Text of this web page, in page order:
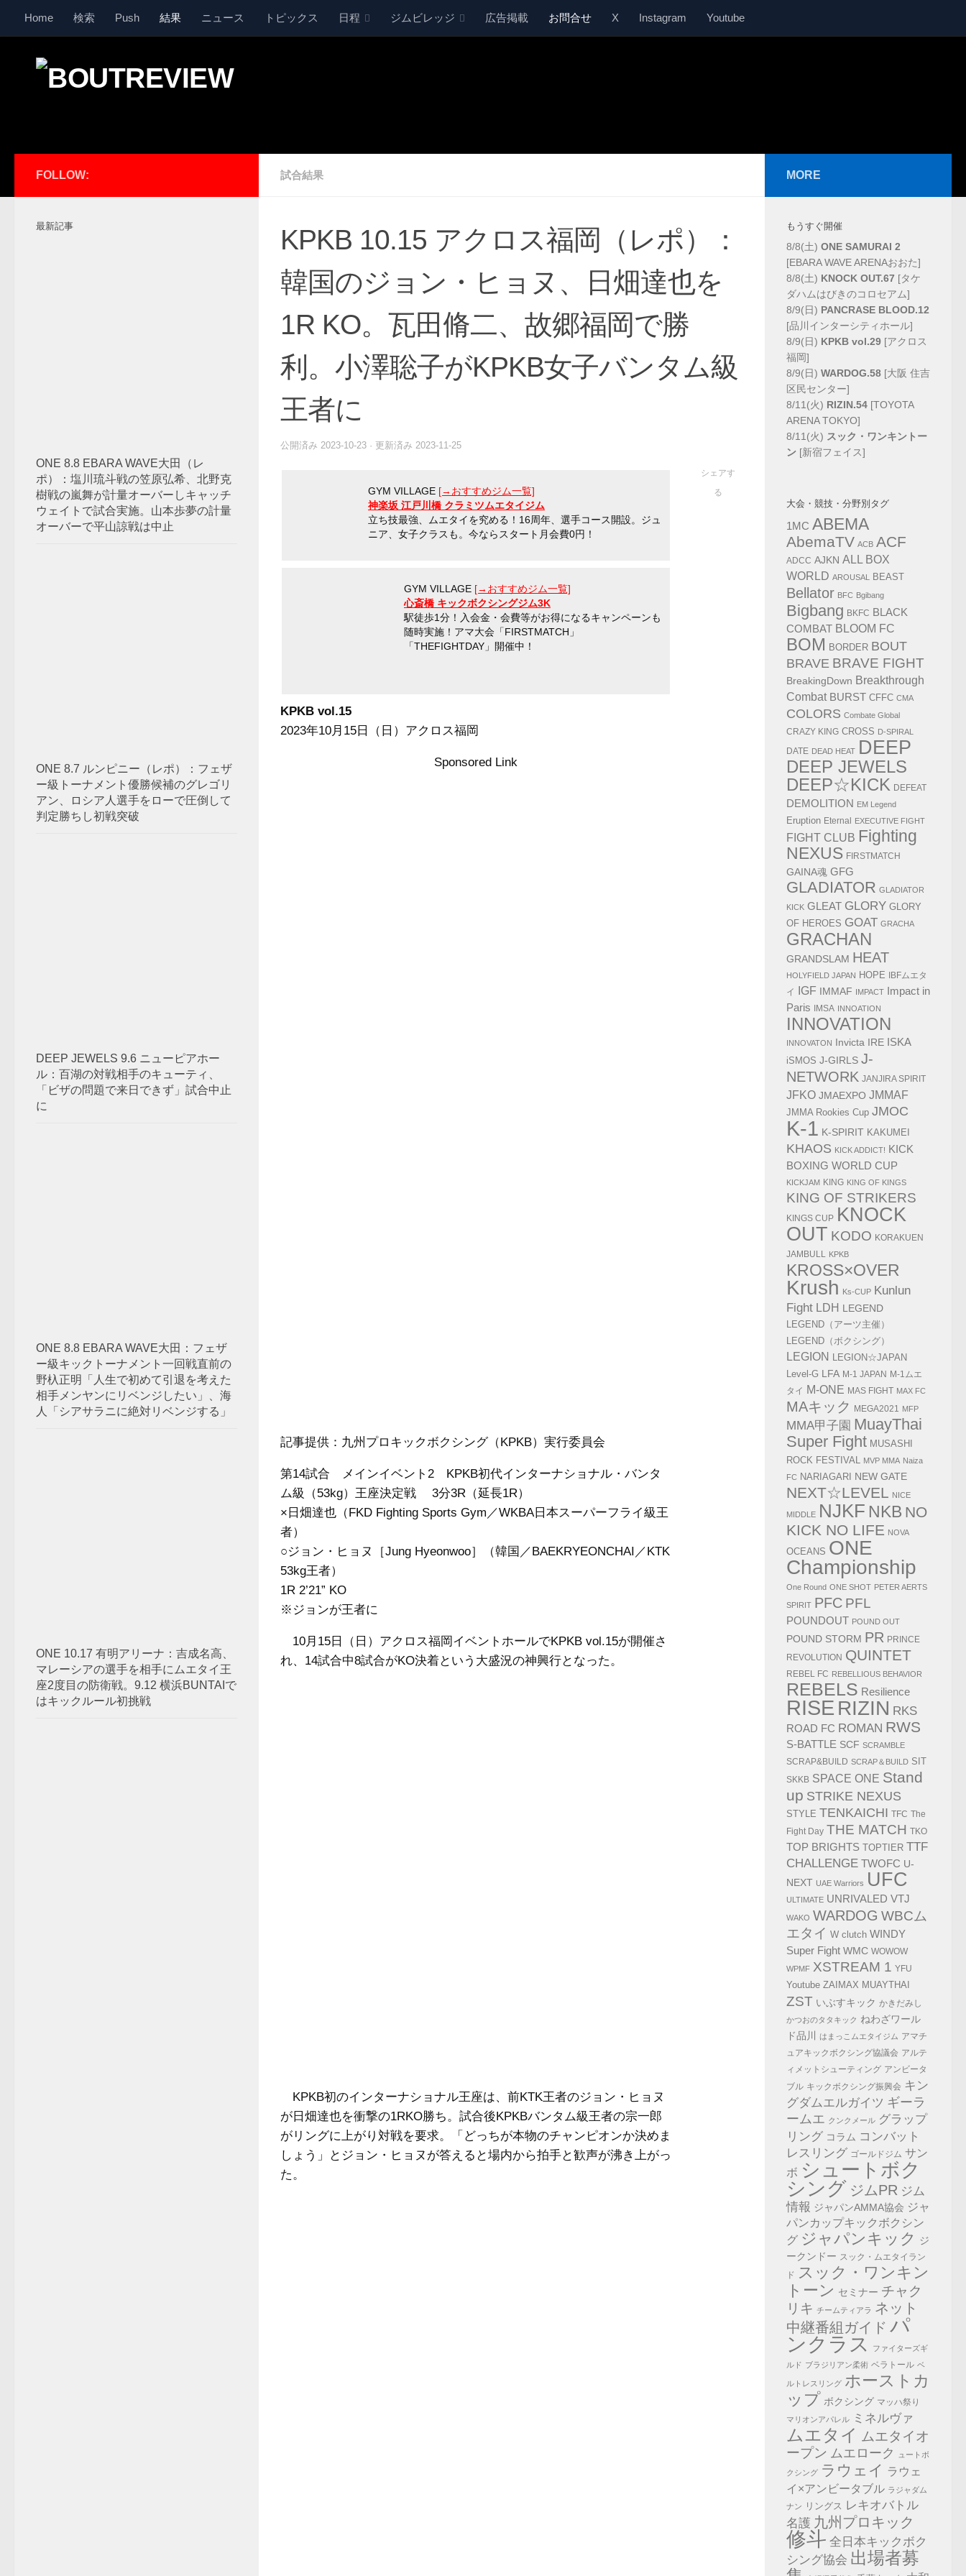
コンテンツへスキップ
Home 検索 Push 結果 ニュース トピックス 日程 ジムビレッジ 広告掲載 お問合せ X Instagram Youtube
試合結果
KPKB 10.15 アクロス福岡（レポ）：
韓国のジョン・ヒョヌ、日畑達也を
1R KO。瓦田脩二、故郷福岡で勝
利。小澤聡子がKPKB女子バンタム級
王者に
公開済み 2023-10-23 · 更新済み 2023-11-25
GYM VILLAGE [→おすすめジム一覧]
神楽坂 江戸川橋 クラミツムエタイジム
立ち技最強、ムエタイを究める！16周年、選手コース開設。ジュ
ニア、女子クラスも。今ならスタート月会費0円！
GYM VILLAGE [→おすすめジム一覧]
心斎橋 キックボクシングジム3K
駅徒歩1分！入会金・会費等がお得になるキャンペーンも
随時実施！アマ大会「FIRSTMATCH」
「THEFIGHTDAY」開催中！
KPKB vol.15
2023年10月15日（日）アクロス福岡
Sponsored Link
記事提供：九州プロキックボクシング（KPKB）実行委員会
第14試合 メインイベント2 KPKB初代インターナショナル・バンタ
ム級（53kg）王座決定戦 3分3R（延長1R）
×日畑達也（FKD Fighting Sports Gym／WKBA日本スーパーフライ級王
者）
○ジョン・ヒョヌ［Jung Hyeonwoo］（韓国／BAEKRYEONCHAI／KTK
53kg王者）
1R 2’21” KO
※ジョンが王者に
10月15日（日）アクロス福岡イベントホールでKPKB vol.15が開催さ
れ、14試合中8試合がKO決着という大盛況の神興行となった。
KPKB初のインターナショナル王座は、前KTK王者のジョン・ヒョヌ
が日畑達也を衝撃の1RKO勝ち。試合後KPKBバンタム級王者の宗一郎
がリングに上がり対戦を要求。「どっちが本物のチャンピオンか決めま
しょう」とジョン・ヒョヌが答えると場内から拍手と歓声が沸き上がっ
た。
シェアす
る
FOLLOW:
最新記事
ONE 8.8 EBARA WAVE大田（レ
ポ）：塩川琉斗戦の笠原弘希、北野克
樹戦の嵐舞が計量オーバーしキャッチ
ウェイトで試合実施。山本歩夢の計量
オーバーで平山諒戦は中止
ONE 8.7 ルンピニー（レポ）：フェザ
ー級トーナメント優勝候補のグレゴリ
アン、ロシア人選手をローで圧倒して
判定勝ちし初戦突破
DEEP JEWELS 9.6 ニューピアホー
ル：百湖の対戦相手のキューティ、
「ビザの問題で来日できず」試合中止
に
ONE 8.8 EBARA WAVE大田：フェザ
ー級キックトーナメント一回戦直前の
野杁正明「人生で初めて引退を考えた
相手メンヤンにリベンジしたい」、海
人「シアサラニに絶対リベンジする」
ONE 10.17 有明アリーナ：吉成名高、
マレーシアの選手を相手にムエタイ王
座2度目の防衛戦。9.12 横浜BUNTAIで
はキックルール初挑戦
MORE
もうすぐ開催
8/8(土) ONE SAMURAI 2
[EBARA WAVE ARENAおおた]
8/8(土) KNOCK OUT.67 [タケ
ダハムはびきのコロセアム]
8/9(日) PANCRASE BLOOD.12
[品川インターシティホール]
8/9(日) KPKB vol.29 [アクロス
福岡]
8/9(日) WARDOG.58 [大阪 住吉
区民センター]
8/11(火) RIZIN.54 [TOYOTA
ARENA TOKYO]
8/11(火) スック・ワンキントー
ン [新宿フェイス]
大会・競技・分野別タグ
1MC ABEMA
AbemaTV ACB ACF
ADCC AJKN ALL BOX
WORLD AROUSAL BEAST
Bellator BFC Bgibang
Bigbang BKFC BLACK
COMBAT BLOOM FC
BOM BORDER BOUT
BRAVE BRAVE FIGHT
BreakingDown Breakthrough
Combat BURST CFFC CMA
COLORS Combate Global
CRAZY KING CROSS D-SPIRAL
DATE DEAD HEAT DEEP
DEEP JEWELS
DEEP☆KICK DEFEAT
DEMOLITION EM Legend
Eruption Eternal EXECUTIVE FIGHT
FIGHT CLUB Fighting
NEXUS FIRSTMATCH
GAINA魂 GFG
GLADIATOR GLADIATOR
KICK GLEAT GLORY GLORY
OF HEROES GOAT GRACHA
GRACHAN
GRANDSLAM HEAT
HOLYFIELD JAPAN HOPE
IBFムエタ
イ
IGF IMMAF IMPACT Impact in
Paris
IMSA INNOATION
INNOVATION
INNOVATON Invicta IRE ISKA
iSMOS J-GIRLS J-
NETWORK JANJIRA SPIRIT
JFKO JMAEXPO JMMAF
JMMA Rookies Cup JMOC
K-1 K-SPIRIT KAKUMEI
KHAOS KICK ADDICT! KICK
BOXING WORLD CUP
KICKJAM KING KING OF KINGS
KING OF STRIKERS
KINGS CUP KNOCK
OUT KODO KORAKUEN
JAMBULL KPKB
KROSS×OVER
Krush Ks-CUP Kunlun
Fight LDH LEGEND
LEGEND（アーツ主催）
LEGEND（ボクシング）
LEGION LEGION☆JAPAN
Level-G LFA M-1 JAPAN M-1ムエ
タイ M-ONE MAS FIGHT MAX FC
MAキック MEGA2021 MFP
MMA甲子園 MuayThai
Super Fight MUSASHI
ROCK FESTIVAL MVP MMA Naiza
FC NARIAGARI NEW GATE
NEXT☆LEVEL NICE
MIDDLE NJKF NKB NO
KICK NO LIFE NOVA
OCEANS ONE
Championship
One Round ONE SHOT PETER AERTS
SPIRIT PFC PFL
POUNDOUT POUND OUT
POUND STORM PR PRINCE
REVOLUTION QUINTET
REBEL FC REBELLIOUS BEHAVIOR
REBELS Resilience
RISE RIZIN RKS
ROAD FC ROMAN RWS
S-BATTLE SCF SCRAMBLE
SCRAP&BUILD SCRAP＆BUILD SIT
SKKB SPACE ONE Stand
up STRIKE NEXUS
STYLE TENKAICHI TFC The
Fight Day THE MATCH TKO
TOP BRIGHTS TOPTIER TTF
CHALLENGE TWOFC U-
NEXT UAE Warriors UFC
ULTIMATE UNRIVALED VTJ
WAKO WARDOG WBCム
エタイ W clutch WINDY
Super Fight WMC WOWOW
WPMF XSTREAM 1 YFU
Youtube ZAIMAX MUAYTHAI
ZST いぶすキック かきだみし
かつおのタタキック ねわざワール
ド品川
はまっこムエタイジム アマチ
ュアキックボクシング協議会 アルテ
ィメットシューティング アンビータ
ブル キックボクシング振興会 キン
グダムエルガイツ ギーラ
ームエ クンクメール グラップ
リング コラム コンバット
レスリング ゴールドジム サン
ボ シュートボク
シング ジムPR ジム
情報 ジャパンAMMA協会 ジャ
パンカップキックボクシン
グ ジャパンキック
ジ
ークンドー スック・ムエタイラン
ド スック・ワンキン
トーン セミナー チャク
リキ チームティアラ ネット
中継番組ガイド パ
ンクラス
ファイターズギ
ルド ブラジリアン柔術 ベラトール ベ
ルトレスリング ホーストカ
ップ ボクシング マッハ祭り
マリオンアパレル ミネルヴァ
ムエタイ ムエタイオ
ープン ムエローク ュートボ
クシング ラウェイ ラウェ
イ×アンビータブル ラジャダム
ナン
リングス レキオバトル
名護 九州プロキック
修斗 全日本キックボク
シング協会 出場者募